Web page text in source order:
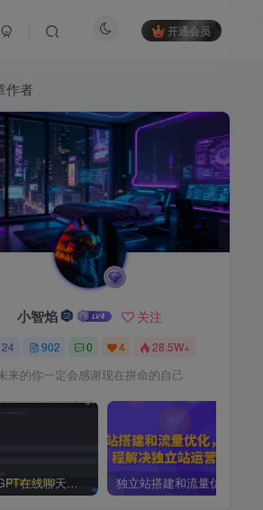
开通会员
作者
小智焰 关注
24 902 0 4 28.5W+
来的你一定会感谢现在拼命的自己
ChatGPT在线聊天网页源码-PHP源码版-支持图片功能，支持连续对话等【源码+视频教程】